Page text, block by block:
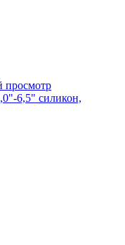
просмотр
6,5" силикон,